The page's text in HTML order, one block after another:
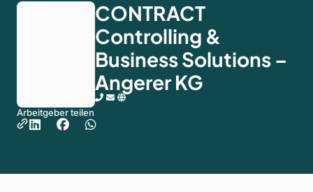
CONTRACT
Controlling &
Business Solutions –
Angerer KG
Arbeitgeber teilen